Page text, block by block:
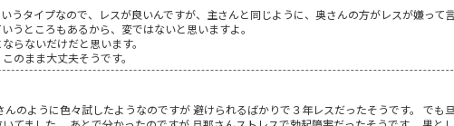
うタイプなので、レスが良いんですが、主さんと同じように、奥さんの方がレスが嫌って
うところもあるから、変ではないと思いますよ。
らないだけだと思います。
のまま大丈夫そうです。
のように色々試したようなのですが 避けられるばかりで３年レスだったそうです。 でも